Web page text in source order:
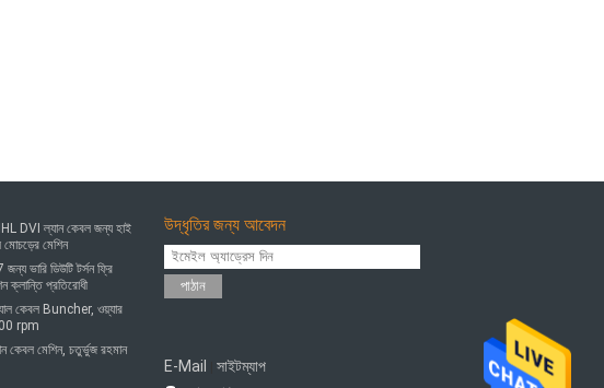
DVI ল্যান কেবল জন্য হাই
মোচড়ের মেশিন
ভারি ডিউটি ​​টর্সন ফ্রি
ক্লান্তি প্রতিরোধী
কেবল Buncher, ওয়্যার
rpm
কেবল মেশিন, চতুর্ভুজ রহমান
উদ্ধৃতির জন্য আবেদন
পাঠান
E-Mail সাইটম্যাপ